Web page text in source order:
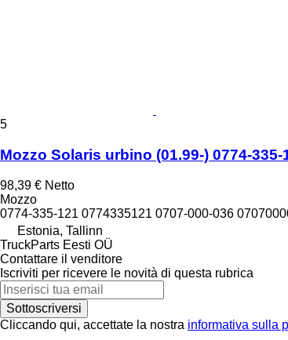
5
Mozzo Solaris urbino (01.99-) 0774-
98,39 € Netto
Mozzo
0774-335-121 0774335121 0707-000-036
Estonia, Tallinn
TruckParts Eesti OÜ
Contattare il venditore
Iscriviti per ricevere le novità di questa rubrica
Sottoscriversi
Cliccando qui, accettate la nostra informativa sulla